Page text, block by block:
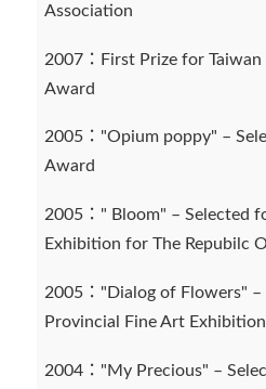
Association
2007：First Prize for
Award
2005："Opium poppy" –
Award
2005：" Bloom" – Selected
Exhibition for The Repubilc
2005："Dialog of Flowers" –
Provincial Fine Art Exhibition
2004："My Precious" –